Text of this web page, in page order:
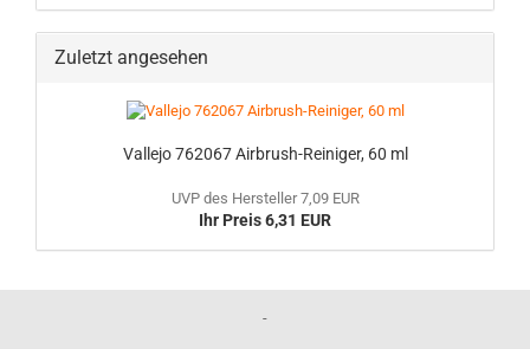
Zuletzt angesehen
Vallejo 762067 Airbrush-Reiniger, 60 ml
UVP des Hersteller 7,09 EUR
Ihr Preis 6,31 EUR
-